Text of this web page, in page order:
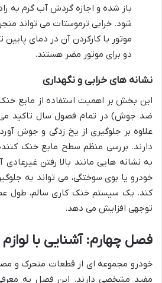
باز شده و اجازه گردش آب گرم به
شود. خرابی ترموستات می تواند
موتور یا کارکردن آن در دمای
دو برای موتور مضر هستند.
نشانه های خرابی و نگهداری
این بخش بر اهمیت استفاده از مایع
ضد جوش) در تمام فصول سال تاکید می
علاوه بر جلوگیری از یخ زدگی و جوش
دارند. بررسی منظم سطح مایع خنک
به نشانه هایی مانند بالا رفتن
خودرو یا بوی سوختگی، می تواند به
کند. یک سیستم خنک کاری سالم، طول
توجهی افزایش می دهد.
فصل چهارم: آشنایی با
خودرو مجموعه ای از قطعات متحرک و
مفید مشخصی دارند. این فصل به